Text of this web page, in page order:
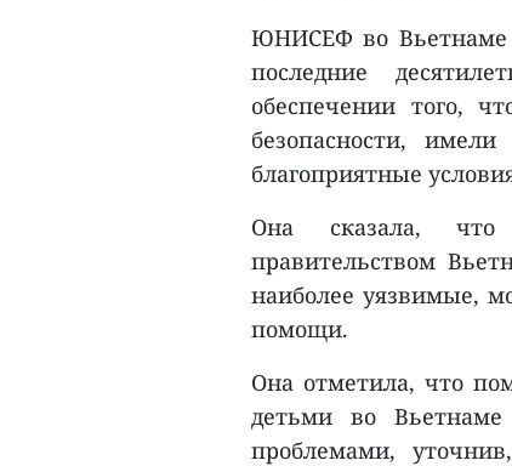
ЮНИСЕФ во Вьетнаме
последние
обеспечении того,
безопасности,
благоприятные
Она сказала,
правительством
наиболее уязвимые,
помощи.
Она отметила, что
детьми во
проблемами,